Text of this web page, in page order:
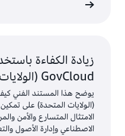
GovCloud (الولايات المتحدة)
(الولايات المتحدة) على
الامتثال المتسارع والأمن
الاصطناعي وإدارة الأصول